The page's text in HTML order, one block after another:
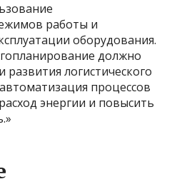
работы и
оборудования.
должно
развития логистического
процессов
энергии и повысить